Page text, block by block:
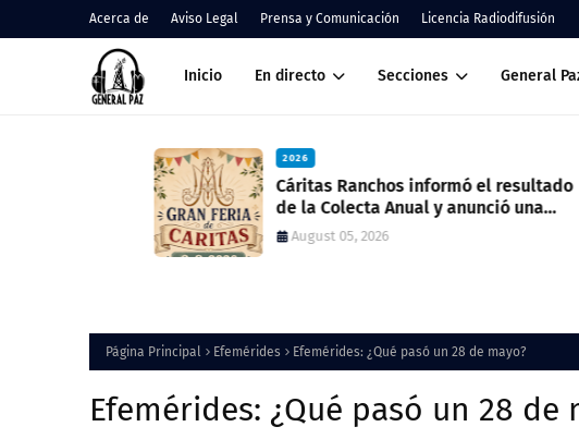
Acerca de Aviso Legal Prensa y Comunicación Licencia Radiodifusión
Inicio En directo Secciones General
2026
Cáritas Ranchos informó el resultado
de la Colecta Anual y anunció una
nueva feria solidaria
August 05, 2026
Página Principal Efemérides Efemérides: ¿Qué pasó un 28 de mayo?
Efemérides: ¿Qué pasó un 28 de